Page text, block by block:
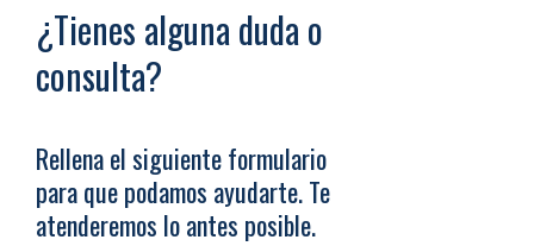
¿Tienes alguna duda o
consulta?
Rellena el siguiente formulario
para que podamos ayudarte. Te
atenderemos lo antes posible.